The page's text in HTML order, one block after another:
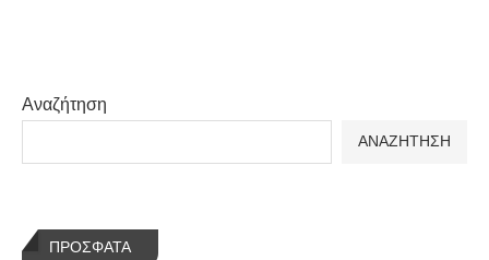
Αναζήτηση
ΑΝΑΖΗΤΗΣΗ
ΠΡΌΣΦΑΤΑ